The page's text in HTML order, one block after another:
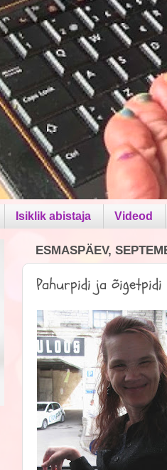
Isiklik abistaja Videod
ESMASPÄEV,
Pahurpidi ja õigetpidi